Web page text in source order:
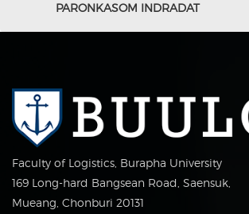
PARONKASOM INDRADAT
Faculty of Logistics, Burapha University
169 Long-hard Bangsean Road, Saensuk,
Mueang, Chonburi 20131